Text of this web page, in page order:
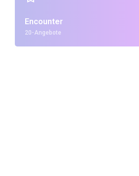
Encounter
20-Angebote